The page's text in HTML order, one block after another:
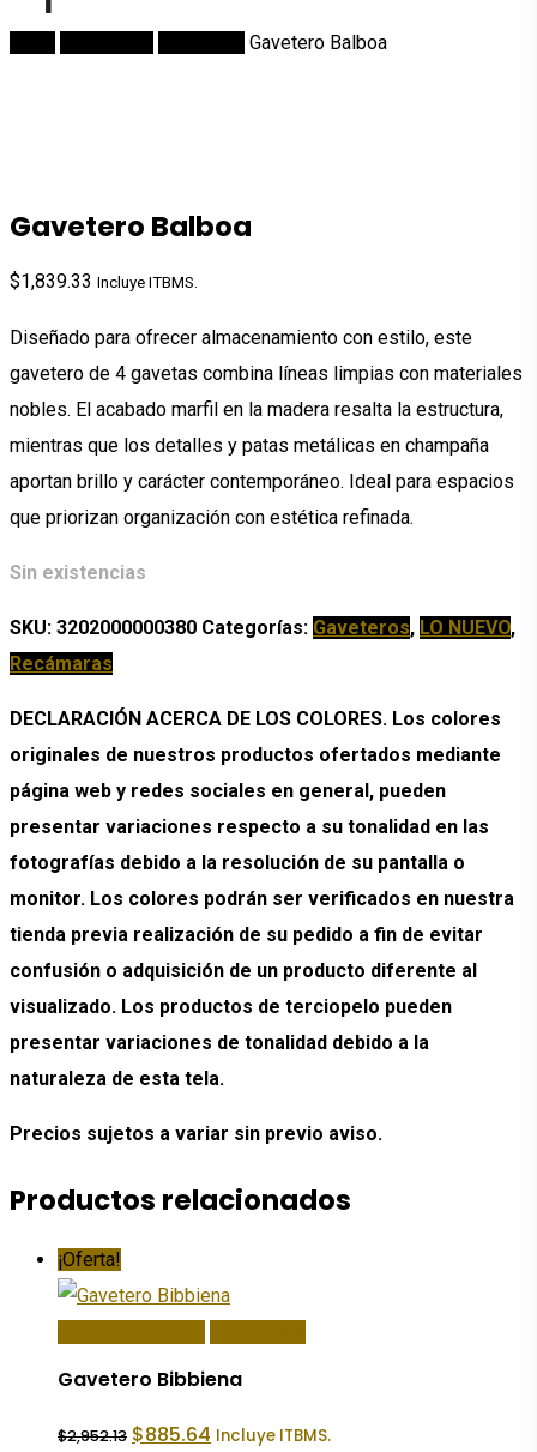
Gavetero Balboa
Gavetero Balboa
$1,839.33 Incluye ITBMS.
Diseñado para ofrecer almacenamiento con estilo, este
gavetero de 4 gavetas combina líneas limpias con materiales
nobles. El acabado marfil en la madera resalta la estructura,
mientras que los detalles y patas metálicas en champaña
aportan brillo y carácter contemporáneo. Ideal para espacios
que priorizan organización con estética refinada.
Sin existencias
SKU: 3202000000380 Categorías: Gaveteros, LO NUEVO,
Recámaras
DECLARACIÓN ACERCA DE LOS COLORES. Los colores
originales de nuestros productos ofertados mediante
página web y redes sociales en general, pueden
presentar variaciones respecto a su tonalidad en las
fotografías debido a la resolución de su pantalla o
monitor. Los colores podrán ser verificados en nuestra
tienda previa realización de su pedido a fin de evitar
confusión o adquisición de un producto diferente al
visualizado. Los productos de terciopelo pueden
presentar variaciones de tonalidad debido a la
naturaleza de esta tela.
Precios sujetos a variar sin previo aviso.
Productos relacionados
¡Oferta!
Gavetero Bibbiena
$2,952.13 El
precio
$885.64 El
precio
Incluye ITBMS.